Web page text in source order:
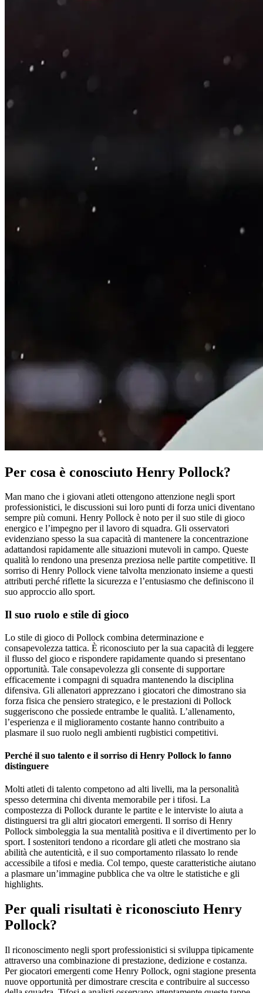
Per cosa è conosciuto Henry Pollock?
Man mano che i giovani atleti ottengono attenzione negli sport
professionistici, le discussioni sui loro punti di forza unici diventano
sempre più comuni. Henry Pollock è noto per il suo stile di gioco
energico e l’impegno per il lavoro di squadra. Gli osservatori
evidenziano spesso la sua capacità di mantenere la concentrazione
adattandosi rapidamente alle situazioni mutevoli in campo. Queste
qualità lo rendono una presenza preziosa nelle partite competitive. Il
sorriso di Henry Pollock viene talvolta menzionato insieme a questi
attributi perché riflette la sicurezza e l’entusiasmo che definiscono il
suo approccio allo sport.
Il suo ruolo e stile di gioco
Lo stile di gioco di Pollock combina determinazione e
consapevolezza tattica. È riconosciuto per la sua capacità di leggere
il flusso del gioco e rispondere rapidamente quando si presentano
opportunità. Tale consapevolezza gli consente di supportare
efficacemente i compagni di squadra mantenendo la disciplina
difensiva. Gli allenatori apprezzano i giocatori che dimostrano sia
forza fisica che pensiero strategico, e le prestazioni di Pollock
suggeriscono che possiede entrambe le qualità. L’allenamento,
l’esperienza e il miglioramento costante hanno contribuito a
plasmare il suo ruolo negli ambienti rugbistici competitivi.
Perché il suo talento e il sorriso di Henry Pollock lo fanno
distinguere
Molti atleti di talento competono ad alti livelli, ma la personalità
spesso determina chi diventa memorabile per i tifosi. La
compostezza di Pollock durante le partite e le interviste lo aiuta a
distinguersi tra gli altri giocatori emergenti. Il sorriso di Henry
Pollock simboleggia la sua mentalità positiva e il divertimento per lo
sport. I sostenitori tendono a ricordare gli atleti che mostrano sia
abilità che autenticità, e il suo comportamento rilassato lo rende
accessibile a tifosi e media. Col tempo, queste caratteristiche aiutano
a plasmare un’immagine pubblica che va oltre le statistiche e gli
highlights.
Per quali risultati è riconosciuto Henry
Pollock?
Il riconoscimento negli sport professionistici si sviluppa tipicamente
attraverso una combinazione di prestazione, dedizione e costanza.
Per giocatori emergenti come Henry Pollock, ogni stagione presenta
nuove opportunità per dimostrare crescita e contribuire al successo